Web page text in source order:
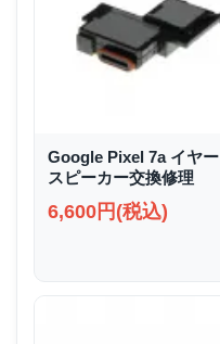
Google Pixel 7a イヤー
スピーカー交換修理
6,600円(税込)